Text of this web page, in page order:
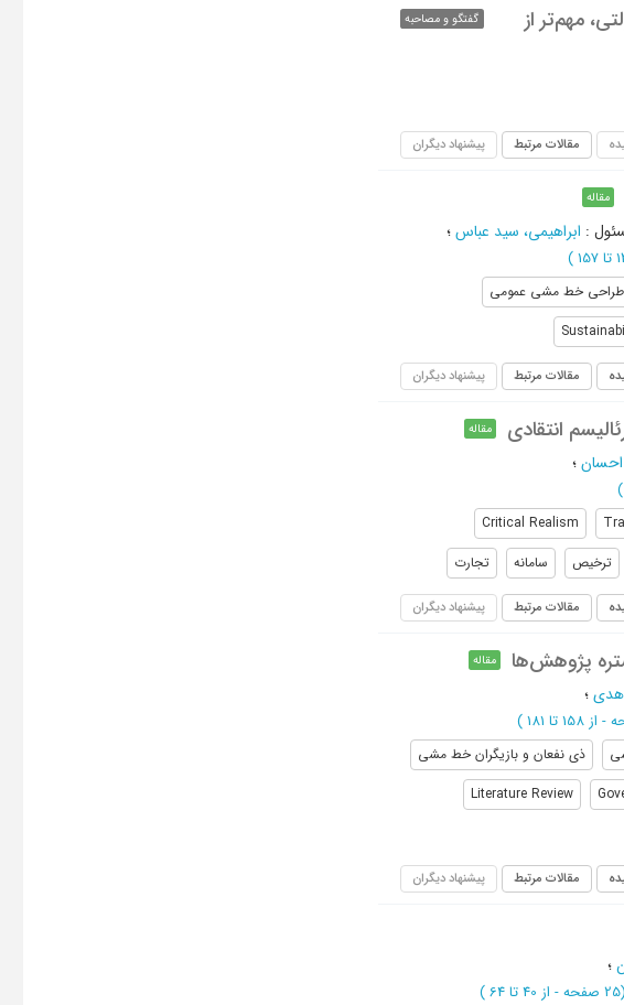
مهم‌تر از
گفتگو و مصاحبه
مقالات مرتبط پیشنهاد دیگران
مقاله
: ابراهیمی، سید عباس؛
)
طراحی خط مشی عمومی
مقالات مرتبط پیشنهاد دیگران
انتقادی مقاله
احسان؛
)
Critical Realism
ترخیص سامانه تجارت
مقالات مرتبط پیشنهاد دیگران
پژوهش‌ها مقاله
؛
از 158 تا 181 )
ذی نفعان و بازیگران خط مشی
Literature Review
مقالات مرتبط پیشنهاد دیگران
؛
(‎25 صفحه - از 40 تا 64 )